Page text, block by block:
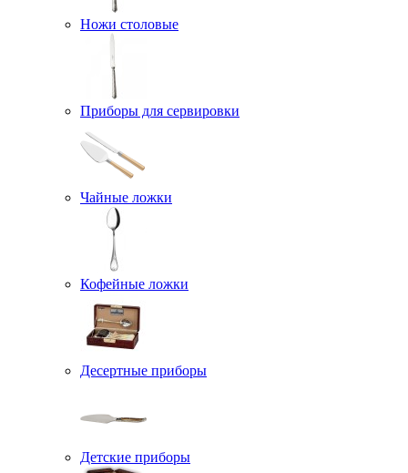
Ножи столовые
Приборы для сервировки
Чайные ложки
Кофейные ложки
Десертные приборы
Детские приборы